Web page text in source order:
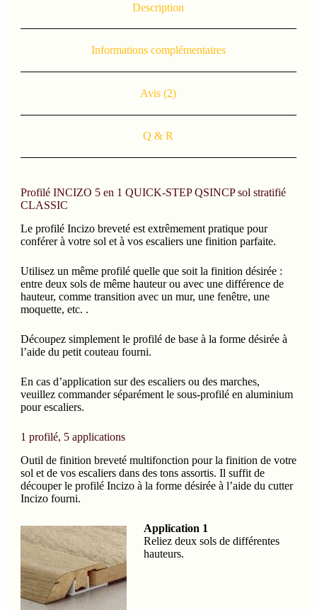
Description
Informations complémentaires
Avis (2)
Q & R
Profilé INCIZO 5 en 1 QUICK-STEP QSINCP sol stratifié
CLASSIC
Le profilé Incizo breveté est extrêmement pratique pour
conférer à votre sol et à vos escaliers une finition parfaite.
Utilisez un même profilé quelle que soit la finition désirée :
entre deux sols de même hauteur ou avec une différence de
hauteur, comme transition avec un mur, une fenêtre, une
moquette, etc. .
Découpez simplement le profilé de base à la forme désirée à
l’aide du petit couteau fourni.
En cas d’application sur des escaliers ou des marches,
veuillez commander séparément le sous-profilé en aluminium
pour escaliers.
1 profilé, 5 applications
Outil de finition breveté multifonction pour la finition de votre
sol et de vos escaliers dans des tons assortis. Il suffit de
découper le profilé Incizo à la forme désirée à l’aide du cutter
Incizo fourni.
Application 1
Reliez deux sols de différentes
hauteurs.